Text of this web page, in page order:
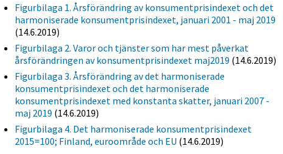
Figurbilaga 1. Årsförändring av konsumentprisindexet och det
harmoniserade konsumentprisindexet, januari 2001 - maj 2019
(14.6.2019)
Figurbilaga 2. Varor och tjänster som har mest påverkat
årsförändringen av konsumentprisindexet maj2019 (14.6.2019)
Figurbilaga 3. Årsförändring av det harmoniserade
konsumentprisindexet och det harmoniserade
konsumentprisindexet med konstanta skatter, januari 2007 -
maj 2019 (14.6.2019)
Figurbilaga 4. Det harmoniserade konsumentprisindexet
2015=100; Finland, euroområde och EU (14.6.2019)